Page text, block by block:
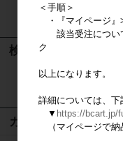
検索
カテゴリ
＜手順＞
・『マイページ』
該当受注につい
ク
以上になります。
詳細については、下
▼ https://bcart.jp/
（マイページで納